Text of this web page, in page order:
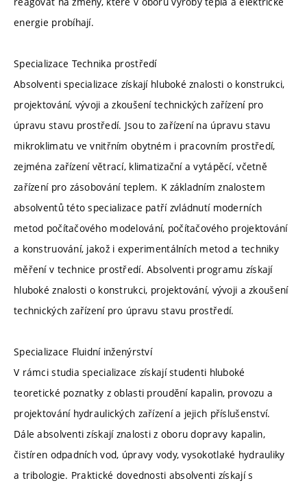
energie probíhají.
Specializace Technika prostředí
Absolventi specializace získají hluboké znalosti o konstrukci,
projektování, vývoji a zkoušení technických zařízení pro
úpravu stavu prostředí. Jsou to zařízení na úpravu stavu
mikroklimatu ve vnitřním obytném i pracovním prostředí,
zejména zařízení větrací, klimatizační a vytápěcí, včetně
zařízení pro zásobování teplem. K základním znalostem
absolventů této specializace patří zvládnutí moderních
metod počítačového modelování, počítačového projektování
a konstruování, jakož i experimentálních metod a techniky
měření v technice prostředí. Absolventi programu získají
hluboké znalosti o konstrukci, projektování, vývoji a zkoušení
technických zařízení pro úpravu stavu prostředí.
Specializace Fluidní inženýrství
V rámci studia specializace získají studenti hluboké
teoretické poznatky z oblasti proudění kapalin, provozu a
projektování hydraulických zařízení a jejich příslušenství.
Dále absolventi získají znalosti z oboru dopravy kapalin,
čistíren odpadních vod, úpravy vody, vysokotlaké hydrauliky
a tribologie. Praktické dovednosti absolventi získají s